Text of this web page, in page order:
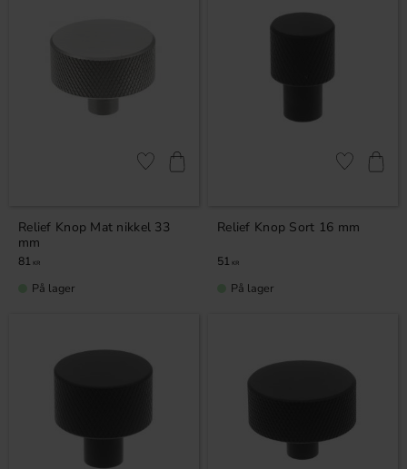
Relief Knop Mat nikkel 33
mm
81 KR
Gem som favorit
På lager
Relief Knop Sort 16 mm
51 KR
Gem som
På lager